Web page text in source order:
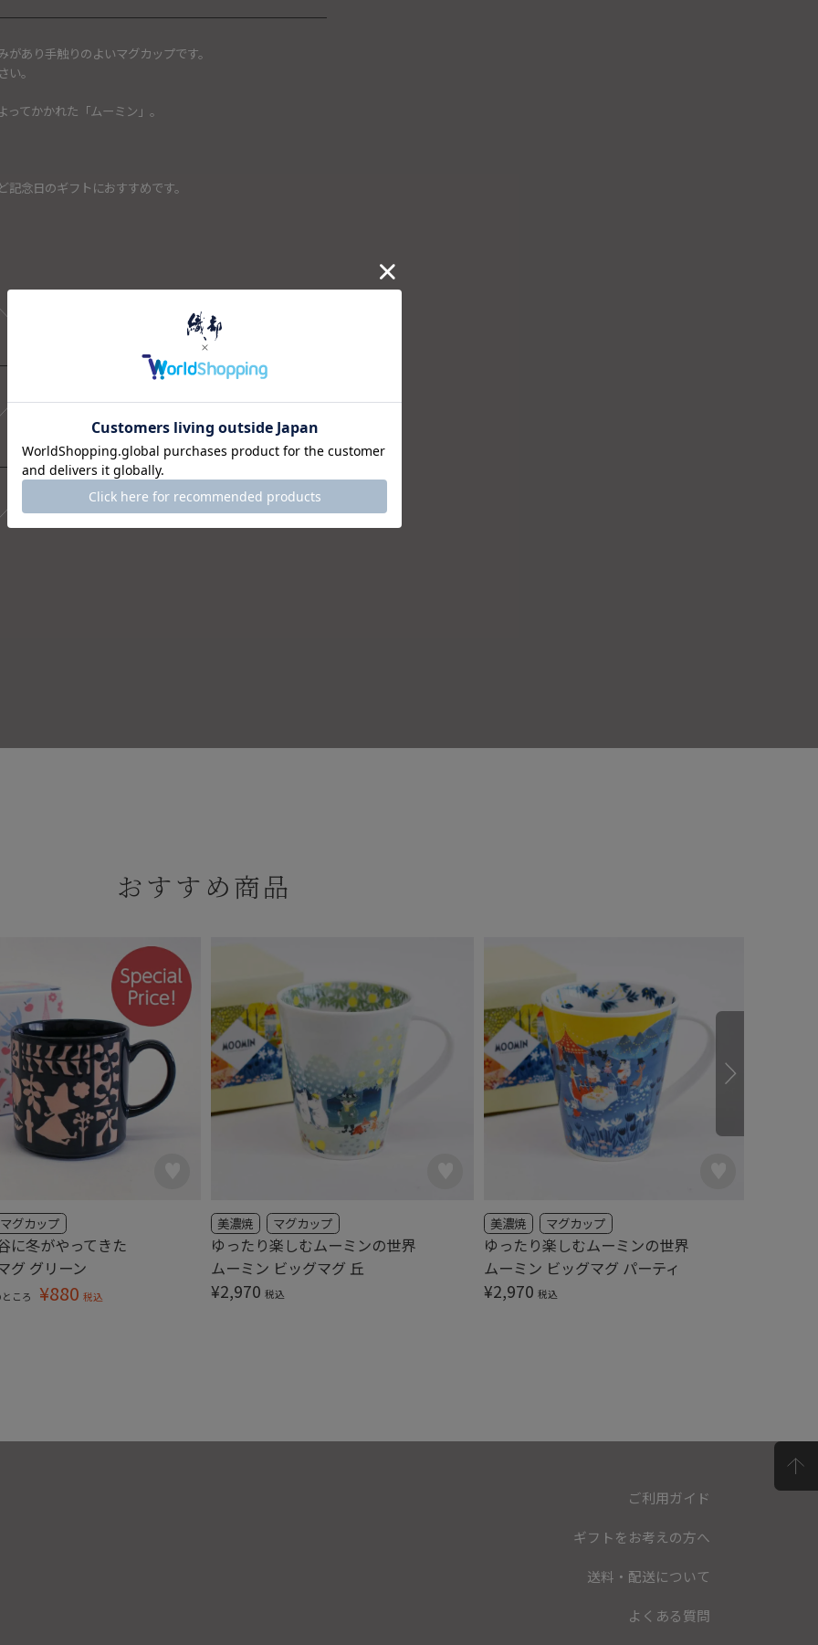
あり手触りのよいマグカップです。
。
てかかれた「ムーミン」。
念日のギフトにおすすめです。
おすすめ商品
グ グリーン
マグカップ
ころ ¥880 税込
に冬がやってきた
ムーミン ビッグマグ 丘
美濃焼 マグカップ
¥2,970 税込
ゆったり楽しむムーミンの世界
ムーミン ビッグマグ パーティ
美濃焼 マグカップ
¥2,970 税込
ゆったり楽しむムーミンの世界
ご利用ガイド
ギフトをお考えの方へ
送料・配送について
よくある質問